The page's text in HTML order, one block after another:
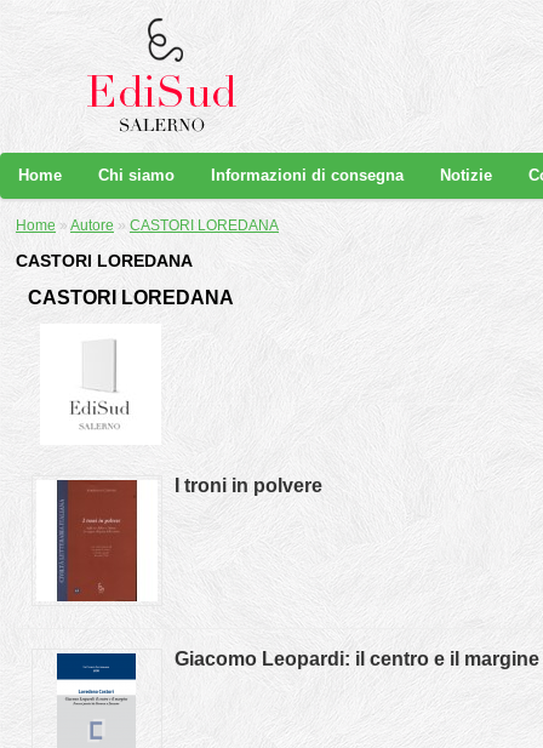
Home Chi siamo Informazioni di consegna Notizie
Home » Autore » CASTORI LOREDANA
CASTORI LOREDANA
CASTORI LOREDANA
I troni in polvere
Giacomo Leopardi: il centro e il